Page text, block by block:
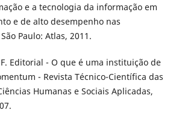
e a tecnologia da informação em
e de alto desempenho nas
Paulo: Atlas, 2011.
F. Editorial - O que é uma instituição de
- Revista Técnico-Científica das
Humanas e Sociais Aplicadas,